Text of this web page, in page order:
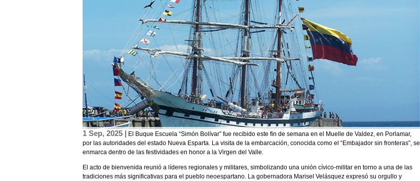
1 Sep, 2025 | El Buque Escuela “Simón Bolívar” fue recibido este fin de semana en el Muelle de Valdez, en Porlamar,
por las autoridades del estado Nueva Esparta. La visita de la embarcación, conocida como el “Embajador sin fronteras”, se
enmarca dentro de las festividades en honor a la Virgen del Valle.
El acto de bienvenida reunió a líderes regionales y militares, simbolizando una unión cívico-militar en torno a una de las
tradiciones más significativas para el pueblo neoespartano. La gobernadora Marisel Velásquez expresó su orgullo y